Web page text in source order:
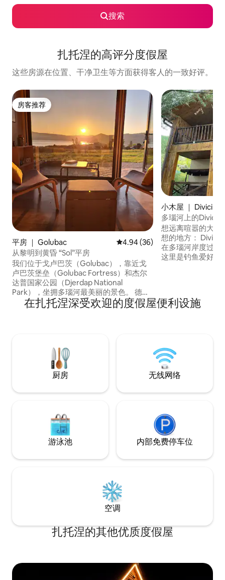
搜索
扎托涅的高评分度假屋
这些房源在位置、干净卫生等方面获得客人的一致好评。
房客推荐
房客推荐
平房 ｜ Golubac 平均评分 4.94 分（满分 5 分）
4.94 (36)
从黎明到黄昏 “Sol”平房
我们位于戈卢巴茨（Golubac），靠近戈
卢巴茨堡垒（Golubac Fortress）和杰尔
达普国家公园（Djerdap National
Park），坐拥多瑙河最美丽的景色。 德尔
达普国家公园（ĐERDAP National Park）
距离房源仅几公里，戈卢巴奇卡要塞
（SREBRNO JEZERO）距离房源25公里，
莱潘斯基维尔（LEPENSKI VIR）距离房源
阳能电池板的帮助下供电，并使用自家井
中的水。
小木屋 ｜ Divici
多瑙河上的Divici-
想远离喧嚣的大城
想的地方： Divici
在多瑙河岸度过宁
这里是钓鱼爱好者
到您！
在扎托涅深受欢迎的度假屋便利设施
厨房 无线网络
游泳池 内部免费停车位
空调
扎托涅的其他优质度假屋